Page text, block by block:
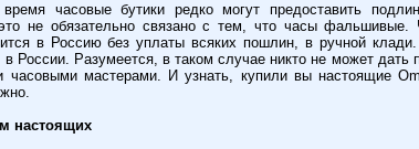
часовые бутики редко могут предоставить
не обязательно связано с тем, что часы фальшивые.
в Россию без уплаты всяких пошлин, в ручной
России. Разумеется, в таком случае никто не может дать
часовыми мастерами. И узнать, купили вы настоящие
настоящих